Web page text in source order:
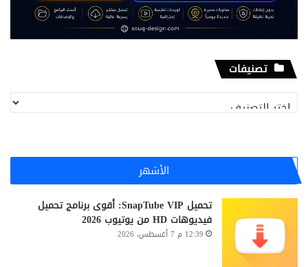
تصنيفات
تصنيفات
الأشهر
تحميل SnapTube VIP: أقوى برنامج تحميل
فيديوهات HD من يوتيوب 2026
12:39 م 7 أغسطس، 2026